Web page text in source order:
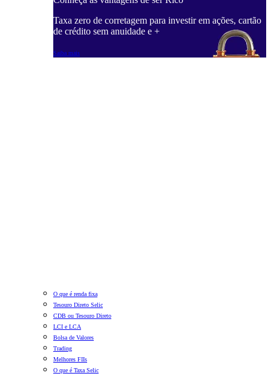
Taxa zero de corretagem para investir em ações, cartão
de crédito sem anuidade e +
Saiba mais
O que é renda fixa
Tesouro Direto Selic
CDB ou Tesouro Direto
LCI e LCA
Bolsa de Valores
Trading
Melhores FIIs
O que é Taxa Selic